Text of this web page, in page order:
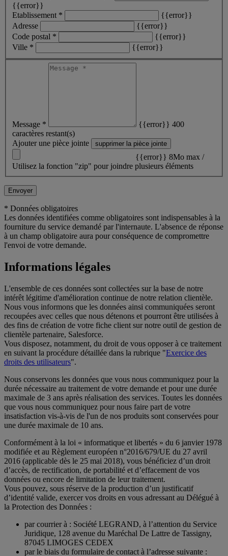
{{error}}
Etablissement *
{{error}}
Adresse
{{error}}
Code postal *
{{error}}
Ville *
{{error}}
Message * {{error}} 400
caractères restant(s)
Ajouter une pièce jointe
supprimer la pièce jointe
{{error}} 8Mo max /
Utilisez la fonction "zip" pour joindre plusieurs éléments
Envoyer
* Données obligatoires
Les données identifiées comme obligatoires sont indispensables à la
fourniture du service demandé par l'internaute. L'absence de réponse
à un champ obligatoire aura pour conséquence de compromettre
l'envoi de votre demande.
Informations légales
L'ensemble de ces données sont collectées sur la base de notre
intérêt légitime d'amélioration continue de notre relation clientèle.
Nous vous informons que les données ainsi communiquées seront
recoupées avec celles que nous détenons et pourront être utilisées à
des fins de création de votre fiche client sur notre outil de gestion de
clientèle partenaire, Salesforce.
Vous disposez, notamment, du droit de vous opposer à ce traitement
en suivant la procédure détaillée dans la rubrique "Exercice des
droits des utilisateurs".
Nous conservons les données que vous nous communiquez pour la
durée nécessaire au traitement de votre demande et pour une durée
maximale de 3 ans après réalisation des services. Toutes les données
que vous nous communiquez pour nous faire part de votre
insatisfaction vis-à-vis de l'un de nos produits sont conservées pour
une durée maximale de 10 ans.
Conformément à la loi « informatique et libertés » du 6 janvier 1978
modifiée et au Règlement européen n°2016/679/UE du 27 avril
2016 (applicable dès le 25 mai 2018), vous bénéficiez d’un droit
d’accès, de rectification, de portabilité et d’effacement de vos
données ou encore de limitation de leur traitement.
Vous pouvez, sous réserve de la production d’un justificatif
d’identité valide, exercer vos droits en vous adressant au Délégué à
la Protection des Données :
par courrier à : Société LEGRAND, à l’attention du Service
Juridique, 128 avenue du Maréchal De Lattre de Tassigny,
87045 LIMOGES CEDEX
par le biais du formulaire de contact à l’adresse suivante :